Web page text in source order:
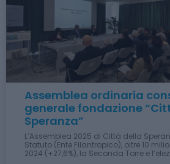
Assemblea ordinaria
generale fondazione
Speranza”
L’Assemblea 2025 di Città della
Statuto (Ente Filantropico), oltre 10
2024 (+27,6%), la Seconda Torre e